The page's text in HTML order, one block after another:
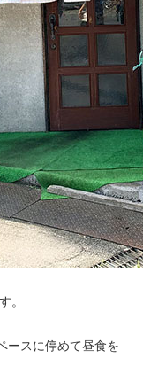
。
ースに停めて昼食を